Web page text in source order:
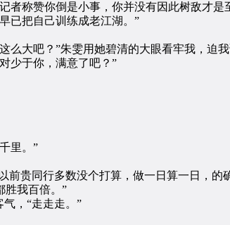
称赞你倒是小事，你并没有因此树敌才是
把自己训练成老江湖。”
大吧？”朱雯用她碧清的大眼看牢我，迫我
少于你，满意了吧？”
里。”
贵同行多数没个打算，做一日算一日，的
胜我百倍。”
，“走走走。”